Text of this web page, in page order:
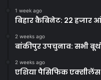
1 week ago
बिहार कैबिनेट: 22 हजार
2 weeks ago
बांकीपुर उपचुनाव: सभी
2 weeks ago
एशिया पैसिफिक एक्सीलेंस